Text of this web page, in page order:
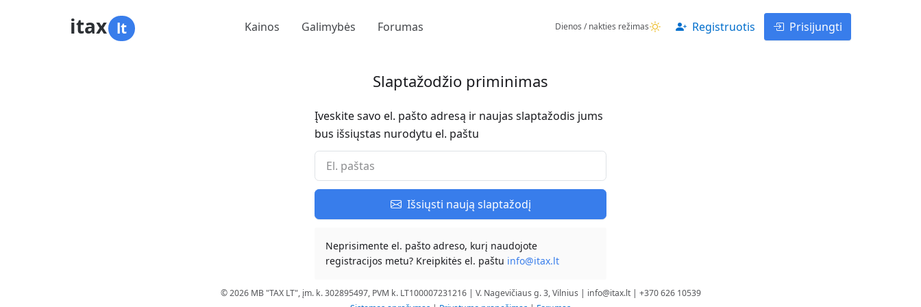
itax lt Kainos Galimybės Forumas Dienos / nakties režimas Registruotis Prisijungti
Slaptažodžio priminimas
Įveskite savo el. pašto adresą ir naujas slaptažodis jums
bus išsiųstas nurodytu el. paštu
Išsiųsti naują slaptažodį
Neprisimente el. pašto adreso, kurį naudojote
registracijos metu? Kreipkitės el. paštu info@itax.lt
© 2026 MB "TAX LT", įm. k. 302895497, PVM k. LT100007231216 | V. Nagevičiaus g. 3, Vilnius | info@itax.lt| +370 626 10539